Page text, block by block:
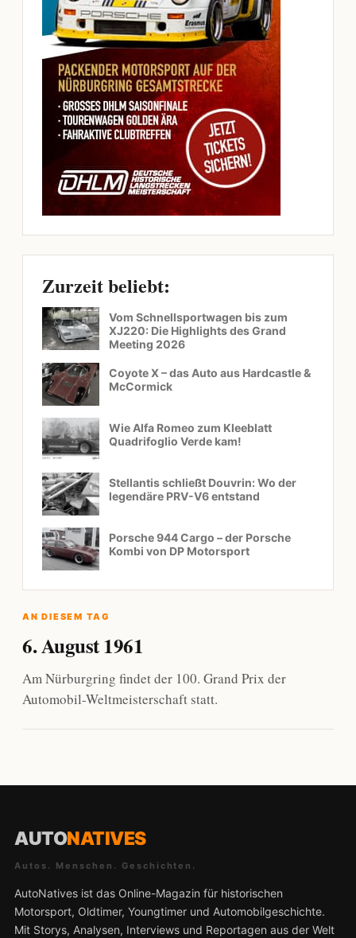
Zurzeit beliebt:
Vom Schnellsportwagen bis zum
XJ220: Die Highlights des Grand
Meeting 2026
Coyote X – das Auto aus Hardcastle &
McCormick
Wie Alfa Romeo zum Kleeblatt
Quadrifoglio Verde kam!
Stellantis schließt Douvrin: Wo der
legendäre PRV-V6 entstand
Porsche 944 Cargo – der Porsche
Kombi von DP Motorsport
AN DIESEM TAG
6. August 1961
Am Nürburgring findet der 100. Grand Prix der
Automobil-Weltmeisterschaft statt.
AUTONATIVES
Autos. Menschen. Geschichten.
AutoNatives ist das Online-Magazin für historischen
Motorsport, Oldtimer, Youngtimer und Automobilgeschichte.
Mit Storys, Analysen, Interviews und Reportagen aus der Welt